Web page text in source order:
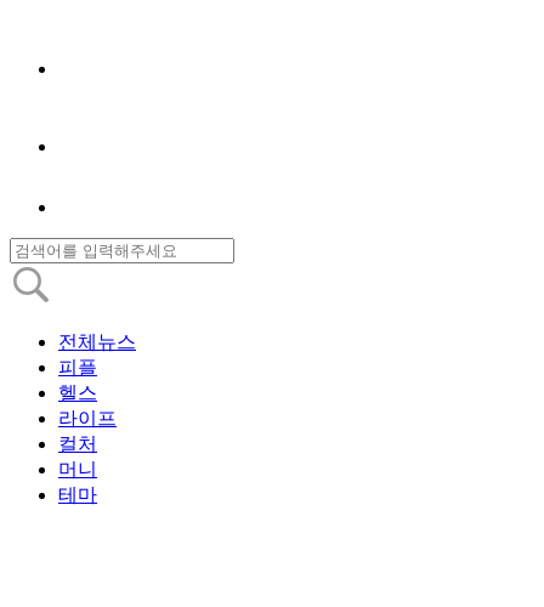
전체뉴스
피플
헬스
라이프
컬처
머니
테마